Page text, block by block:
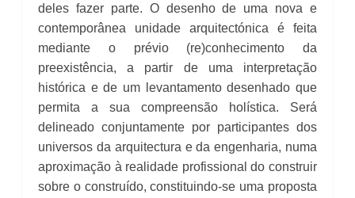
deles fazer parte. O desenho de uma nova e
contemporânea unidade arquitectónica é feita
mediante o prévio (re)conhecimento da
preexistência, a partir de uma interpretação
histórica e de um levantamento desenhado que
permita a sua compreensão holística. Será
delineado conjuntamente por participantes dos
universos da arquitectura e da engenharia, numa
aproximação à realidade profissional do construir
sobre o construído, constituindo-se uma proposta